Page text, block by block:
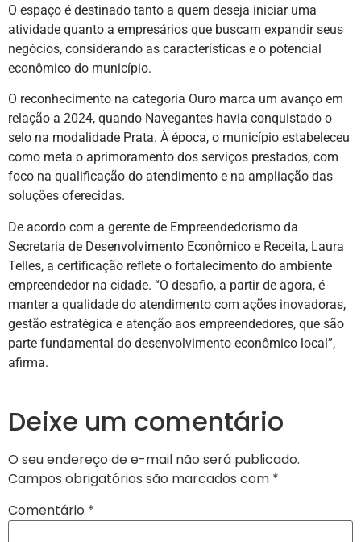
O espaço é destinado tanto a quem deseja iniciar uma
atividade quanto a empresários que buscam expandir seus
negócios, considerando as características e o potencial
econômico do município.
O reconhecimento na categoria Ouro marca um avanço em
relação a 2024, quando Navegantes havia conquistado o
selo na modalidade Prata. À época, o município estabeleceu
como meta o aprimoramento dos serviços prestados, com
foco na qualificação do atendimento e na ampliação das
soluções oferecidas.
De acordo com a gerente de Empreendedorismo da
Secretaria de Desenvolvimento Econômico e Receita, Laura
Telles, a certificação reflete o fortalecimento do ambiente
empreendedor na cidade. “O desafio, a partir de agora, é
manter a qualidade do atendimento com ações inovadoras,
gestão estratégica e atenção aos empreendedores, que são
parte fundamental do desenvolvimento econômico local”,
afirma.
Deixe um comentário
O seu endereço de e-mail não será publicado.
Campos obrigatórios são marcados com *
Comentário *